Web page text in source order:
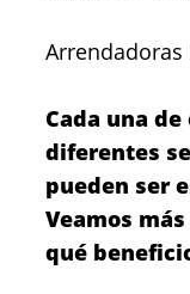
Arrendadoras
Cada una
diferentes
pueden ser
Veamos
qué